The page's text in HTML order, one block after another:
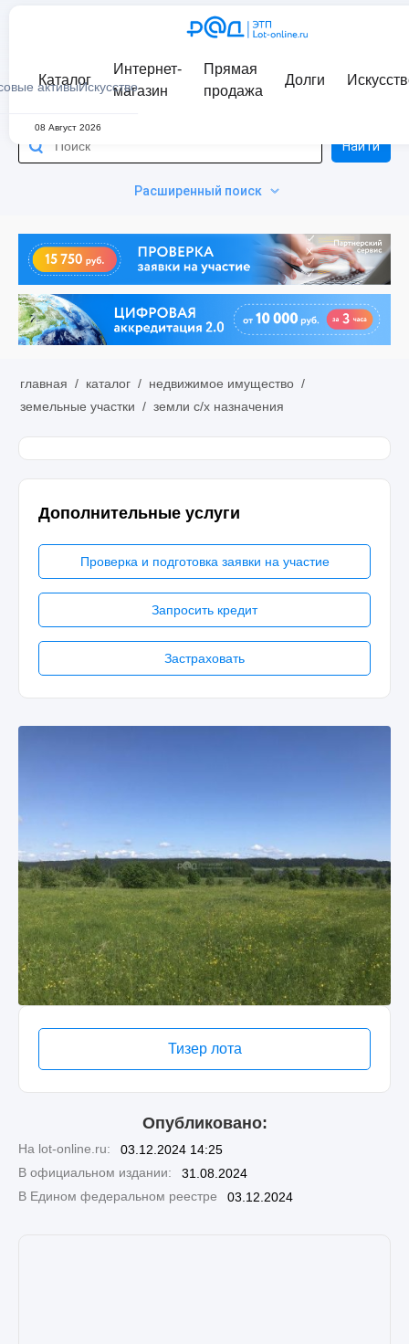
активыИскусство
Каталог
Интернет-
магазин
Прямая
продажа
Долги
08 Август 2026
Расширенный поиск
Найти
главная / каталог / недвижимое имущество /
земельные участки / земли с/х назначения
Дополнительные услуги
Проверка и подготовка заявки на участие
Запросить кредит
Застраховать
Тизер лота
Опубликовано:
На lot-online.ru:
03.12.2024 14:25
В официальном издании:
31.08.2024
В Едином федеральном реестре
03.12.2024